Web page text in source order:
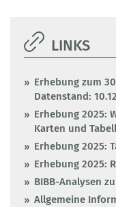
LINKS
Erhebung zum
Datenstand:
Erhebung 2025:
Karten und
Erhebung 2025:
Erhebung 2025:
BIBB-Analysen
Allgemeine